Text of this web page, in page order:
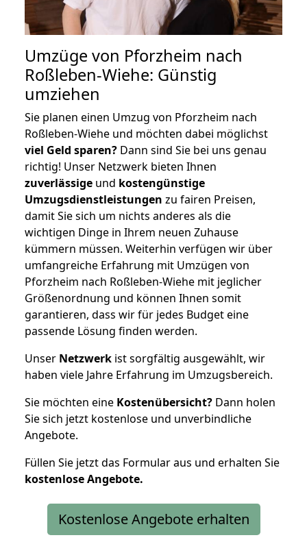
Umzüge von Pforzheim nach
Roßleben-Wiehe: Günstig
umziehen
Sie planen einen Umzug von Pforzheim nach
Roßleben-Wiehe und möchten dabei möglichst
viel Geld sparen? Dann sind Sie bei uns genau
richtig! Unser Netzwerk bieten Ihnen
zuverlässige und kostengünstige
Umzugsdienstleistungen zu fairen Preisen,
damit Sie sich um nichts anderes als die
wichtigen Dinge in Ihrem neuen Zuhause
kümmern müssen. Weiterhin verfügen wir über
umfangreiche Erfahrung mit Umzügen von
Pforzheim nach Roßleben-Wiehe mit jeglicher
Größenordnung und können Ihnen somit
garantieren, dass wir für jedes Budget eine
passende Lösung finden werden.
Unser Netzwerk ist sorgfältig ausgewählt, wir
haben viele Jahre Erfahrung im Umzugsbereich.
Sie möchten eine Kostenübersicht? Dann holen
Sie sich jetzt kostenlose und unverbindliche
Angebote.
Füllen Sie jetzt das Formular aus und erhalten Sie
kostenloseAngebote.
Kostenlose Angebote erhalten